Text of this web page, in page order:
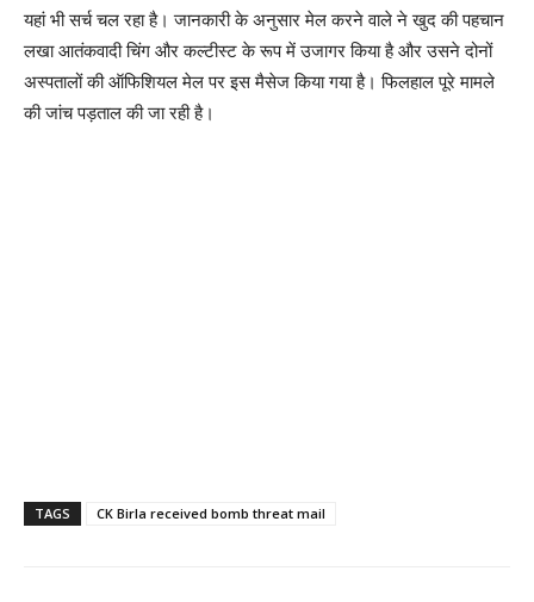
यहां भी सर्च चल रहा है। जानकारी के अनुसार मेल करने वाले ने खुद की पहचान
लखा आतंकवादी चिंग और कल्टीस्ट के रूप में उजागर किया है और उसने दोनों
अस्पतालों की ऑफिशियल मेल पर इस मैसेज किया गया है। फिलहाल पूरे मामले
की जांच पड़ताल की जा रही है।
TAGS CK Birla received bomb threat mail